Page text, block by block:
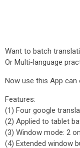
Want to batch
Or Multi-language
Now use this App can
Features:
(1) Four google
(2) Applied to tablet
(3) Window mode: 2
(4) Extended window